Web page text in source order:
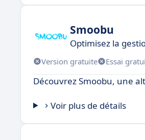
Smoobu
Optimisez la
Version gratuite Essai
Découvrez Smoobu, une
Voir plus de détails